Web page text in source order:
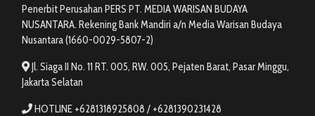
Penerbit Perusahan PERS PT. MEDIA WARISAN BUDAYA
NUSANTARA. Rekening Bank Mandiri a/n Media Warisan Budaya
Nusantara (1660-0029-5807-2)
Jl. Siaga II No. 11 RT. 005, RW. 005, Pejaten Barat, Pasar Minggu,
Jakarta Selatan
HOTLINE +6281318925808 / +6281390231428